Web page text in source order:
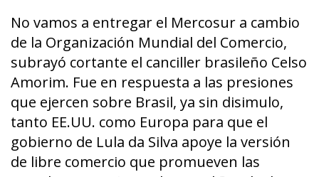
No vamos a entregar el Mercosur a cambio
de la Organización Mundial del Comercio,
subrayó cortante el canciller brasileño Celso
Amorim. Fue en respuesta a las presiones
que ejercen sobre Brasil, ya sin disimulo,
tanto EE.UU. como Europa para que el
gobierno de Lula da Silva apoye la versión
de libre comercio que promueven las